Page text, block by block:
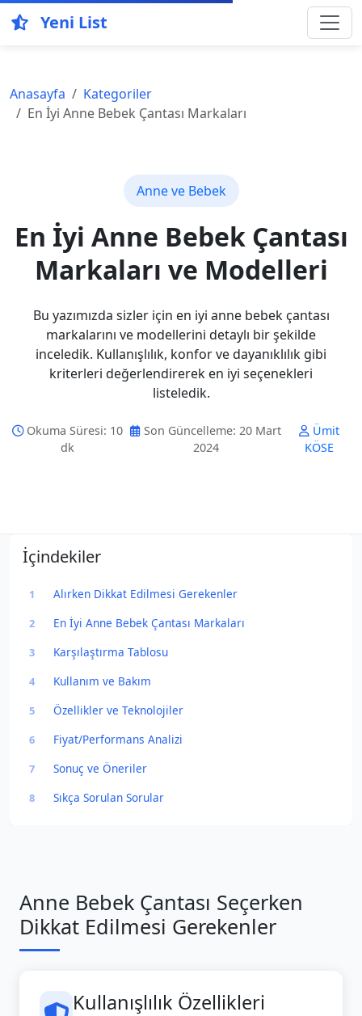
Yeni List
Anasayfa
Kategoriler
En İyi Anne Bebek Çantası Markaları
Anne ve Bebek
En İyi Anne Bebek Çantası
Markaları ve Modelleri
Bu yazımızda sizler için en iyi anne bebek çantası
markalarını ve modellerini detaylı bir şekilde
inceledik. Kullanışlılık, konfor ve dayanıklılık gibi
kriterleri değerlendirerek en iyi seçenekleri
listeledik.
Okuma Süresi: 10
dk
Son Güncelleme: 20 Mart
2024
Ümit
KÖSE
İçindekiler
1 Alırken Dikkat Edilmesi Gerekenler
2 En İyi Anne Bebek Çantası Markaları
3 Karşılaştırma Tablosu
4 Kullanım ve Bakım
5 Özellikler ve Teknolojiler
6 Fiyat/Performans Analizi
7 Sonuç ve Öneriler
8 Sıkça Sorulan Sorular
Anne Bebek Çantası Seçerken
Dikkat Edilmesi Gerekenler
Kullanışlılık Özellikleri